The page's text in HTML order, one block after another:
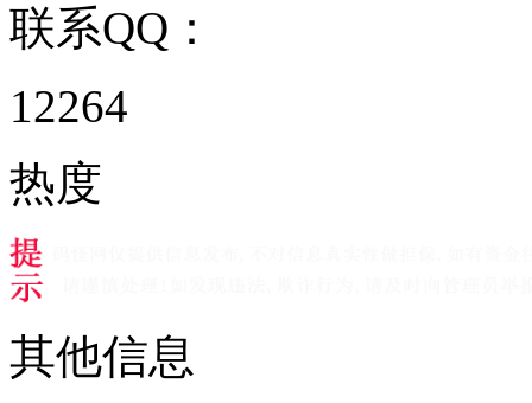
联系QQ：
12264
热度
其他信息